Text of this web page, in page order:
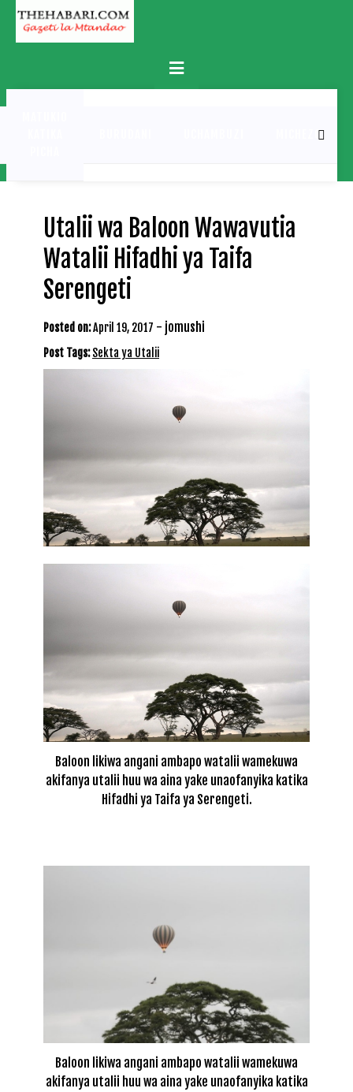
Skip
content
Primary
Menu
MICHEZO
Utalii wa Baloon Wawavutia
Watalii Hifadhi ya Taifa
Serengeti
Posted on:April 19, 2017 - jomushi
Post Tags:Sekta ya Utalii
Baloon likiwa angani ambapo watalii wamekuwa
akifanya utalii huu wa aina yake unaofanyika katika
Hifadhi ya Taifa ya Serengeti.
Baloon likiwa angani ambapo watalii wamekuwa
akifanya utalii huu wa aina yake unaofanyika katika